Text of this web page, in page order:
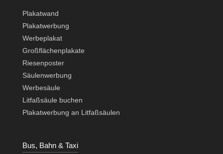
Plakatwand
Plakatwerbung
Werbeplakat
Großflächenplakate
Riesenposter
Säulenwerbung
Werbesäule
Litfaßsäule buchen
Plakatwerbung an Litfaßsäulen
Bus, Bahn & Taxi